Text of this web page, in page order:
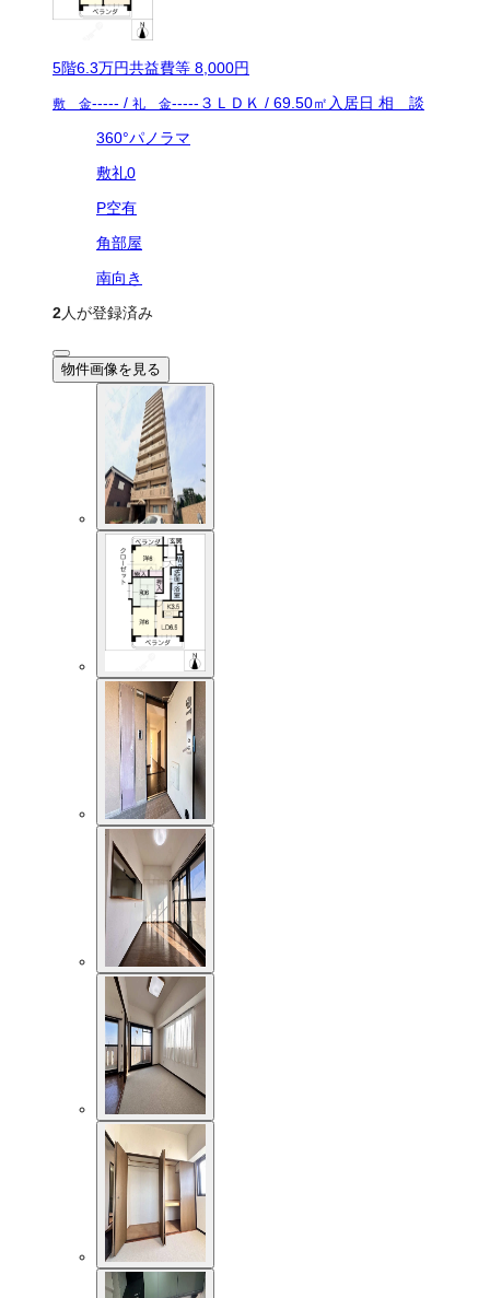
5階6.3万円共益費等 8,000円
敷 金----- / 礼 金----- ３ＬＤＫ / 69.50㎡ 入居日 相 談
360°パノラマ
敷礼0
P空有
角部屋
南向き
2人が登録済み
物件画像を見る